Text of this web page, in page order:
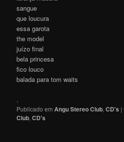
sangue
que loucura
essa garota
the model
juízo final
bela princesa
fico louco
balada para tom waits
.
Publicado em Angu Stereo Club,CD's |
Club,CD's